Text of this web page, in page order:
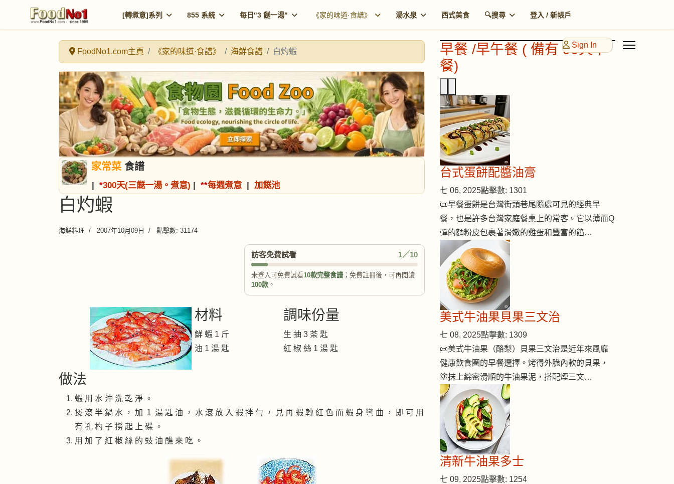
[轉煮意]系列 855 系統 每日"3 餸一湯" 《家的味道·食譜》 湯水泉 西式美食 🔍搜尋 登入 / 新帳戶
Sign In
FoodNo1.com主頁 《家的味道·食譜》 海鮮食譜 白灼蝦
家常菜 食譜
| *300天(三餸一湯。煮意) | **每週煮意 | 加餸池
白灼蝦
海鮮料理 2007年10月09日 點擊數: 31174
訪客免費試看 1／10
未登入可免費試看10款完整食譜 ；免費註冊後，可再閱讀
100款 。
材料
鮮 蝦 1 斤
油 1 湯 匙
調味份量
生 抽 3 茶 匙
紅 椒 絲 1 湯 匙
做法
蝦 用 水 沖 洗 乾 淨 。
煲 滾 半 鍋 水 ， 加 １ 湯 匙 油 ， 水 滾 放 入 蝦 拌 勻 ， 見 再 蝦 轉 紅 色 而 蝦 身 彎 曲 ， 即 可 用
有 孔 杓 子 撈 起 上 碟 。
用 加 了 紅 椒 絲 的 豉 油 醮 來 吃 。
早餐 /早午餐 ( 備有 90天早
餐)
台式蛋餅配醬油膏
七 06, 2025點擊數: 1301
📜早餐蛋餅是台灣街頭巷尾隨處可見的經典早
餐，也是許多台灣家庭餐桌上的常客。它以薄而Q
彈的麵粉皮包裹著滑嫩的雞蛋和豐富的餡…
美式牛油果貝果三文治
七 08, 2025點擊數: 1309
📜美式牛油果（酪梨）貝果三文治是近年來風靡
健康飲食圈的早餐選擇。烤得外脆內軟的貝果，
塗抹上綿密滑順的牛油果泥，搭配煙三文…
清新牛油果多士
七 09, 2025點擊數: 1254